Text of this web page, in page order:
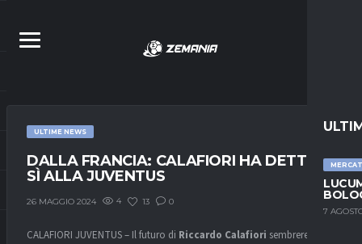
7
ULTIME NEWS
DALLA FRANCIA: CALAFIORI HA DETTO
SÌ ALLA JUVENTUS
26 MAGGIO 2024 4 13 0
CALAFIORI JUVENTUS – Il futuro di Riccardo Calafiori sembrerebbe